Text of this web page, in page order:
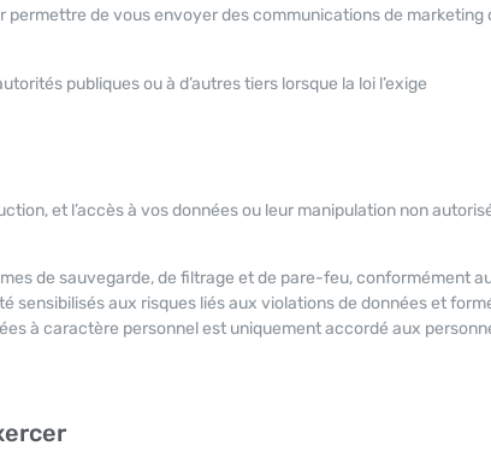
de vous envoyer des communications de marketing
publiques ou à d’autres tiers lorsque la loi l’exige
et l’accès à vos données ou leur manipulation non
de sauvegarde, de filtrage et de pare-feu, conformément
sensibilisés aux risques liés aux violations de données et
à caractère personnel est uniquement accordé aux